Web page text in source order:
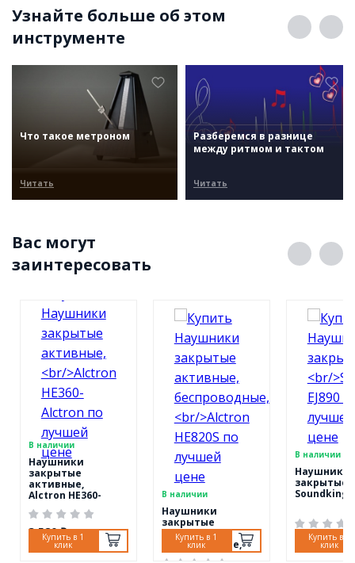
Узнайте больше об этом
инструменте
Что такое метроном
Читать
Разберемся в разнице
между ритмом и тактом
Читать
Вас могут
заинтересовать
В наличии
Наушники
закрытые
активные,
Alctron HE360-
Alctron
3 580 ₽
Купить в 1
клик
В наличии
Наушники
закрытые
активные,
беспроводные,
Alctron HE820S
Купить в 1
клик
В наличии
Наушники
закрытые,
Soundking
4 710 ₽
Купить в 1
клик